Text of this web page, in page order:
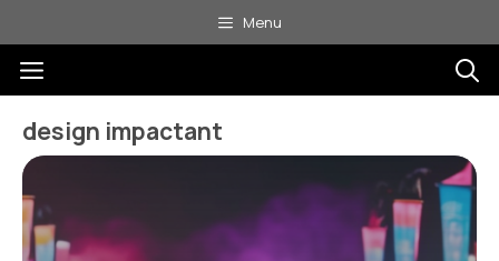
au
contenu
Menu
Menu
design impactant